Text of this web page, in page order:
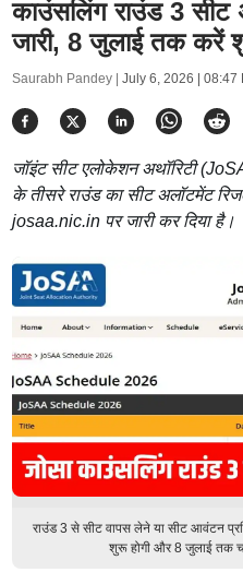
काउंसलिंग राउंड 3 सीट
जारी, 8 जुलाई तक करें
Saurabh Pandey | July 6, 2026 | 08:47
जॉइंट सीट एलोकेशन अथॉरिटी
के तीसरे राउंड का सीट अलॉटमेंट
josaa.nic.in पर जारी कर दिया है।
राउंड 3 से सीट वापस लेने या सीट आवंटन
शुरू होगी और 8 जुलाई तक